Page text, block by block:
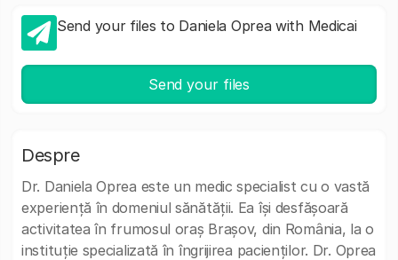
Send your files to Daniela Oprea with Medicai
Send your files
Despre
Dr. Daniela Oprea este un medic specialist cu o vastă
experiență în domeniul sănătății. Ea își desfășoară
activitatea în frumosul oraș Brașov, din România, la o
instituție specializată în îngrijirea pacienților. Dr. Oprea